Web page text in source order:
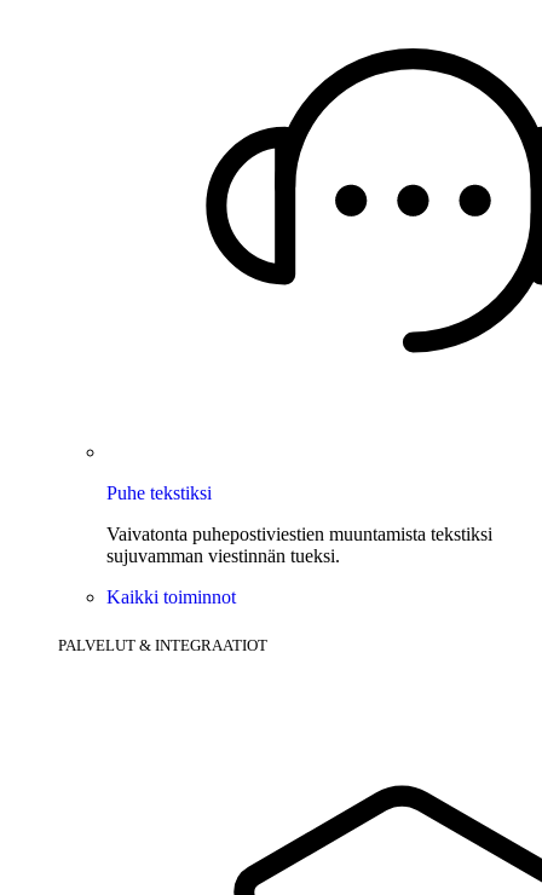
Puhe tekstiksi
Vaivatonta puhepostiviestien muuntamista tekstiksi
sujuvamman viestinnän tueksi.
Kaikki toiminnot
PALVELUT & INTEGRAATIOT